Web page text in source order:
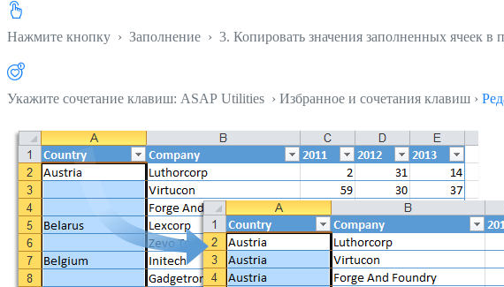
Нажмите кнопку › Заполнение › 3. Копировать значения заполненных ячеек в
Укажите сочетание клавиш: ASAP Utilities › Избранное и сочетания клавиш ›